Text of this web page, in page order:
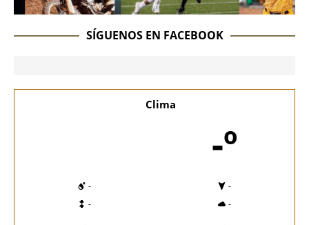
SÍGUENOS EN FACEBOOK
Clima
-º
-
-
-
-